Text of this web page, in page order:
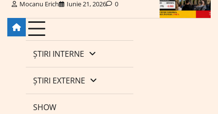
Mocanu Erich Iunie 21, 2026 0
ȘTIRI INTERNE
ȘTIRI EXTERNE
SHOW